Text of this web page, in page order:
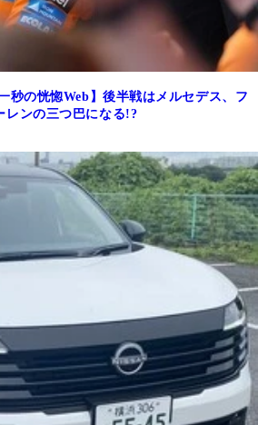
秒の恍惚Web】後半戦はメルセデス、フ
レンの三つ巴になる!?